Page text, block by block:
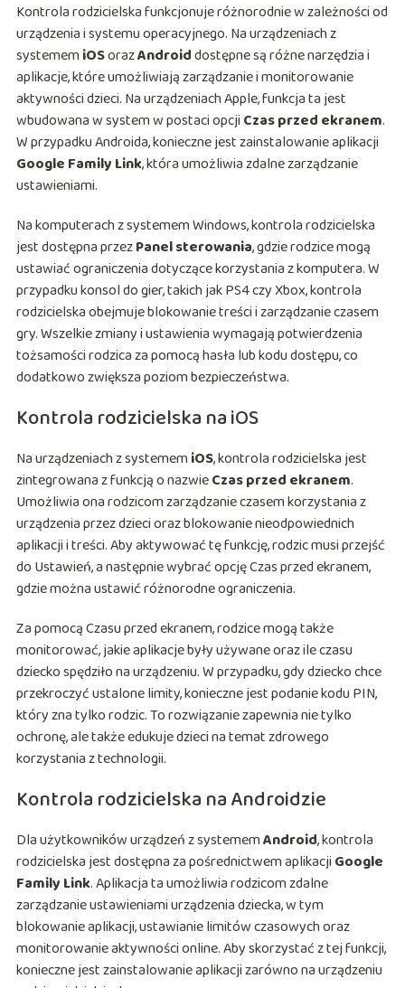
Kontrola rodzicielska funkcjonuje różnorodnie w zależności od
urządzenia i systemu operacyjnego. Na urządzeniach z
systememiOSorazAndroiddostępne są różne narzędzia i
aplikacje, które umożliwiają zarządzanie i monitorowanie
aktywności dzieci. Na urządzeniach Apple, funkcja ta jest
wbudowana w system w postaci opcji Czas przed ekranem.
W przypadku Androida, konieczne jest zainstalowanie aplikacji
Google Family Link, która umożliwia zdalne zarządzanie
ustawieniami.
Na komputerach z systemem Windows, kontrola rodzicielska
jest dostępna przezPanel sterowania, gdzie rodzice mogą
ustawiać ograniczenia dotyczące korzystania z komputera. W
przypadku konsol do gier, takich jak PS4 czy Xbox, kontrola
rodzicielska obejmuje blokowanie treści i zarządzanie czasem
gry. Wszelkie zmiany i ustawienia wymagają potwierdzenia
tożsamości rodzica za pomocą hasła lub kodu dostępu, co
dodatkowo zwiększa poziom bezpieczeństwa.
Kontrola rodzicielska na iOS
Na urządzeniach z systememiOS, kontrola rodzicielska jest
zintegrowana z funkcją o nazwieCzas przed ekranem.
Umożliwia ona rodzicom zarządzanie czasem korzystania z
urządzenia przez dzieci oraz blokowanie nieodpowiednich
aplikacji i treści. Aby aktywować tę funkcję, rodzic musi przejść
do Ustawień, a następnie wybrać opcję Czas przed ekranem,
gdzie można ustawić różnorodne ograniczenia.
Za pomocą Czasu przed ekranem, rodzice mogą także
monitorować, jakie aplikacje były używane oraz ile czasu
dziecko spędziło na urządzeniu. W przypadku, gdy dziecko chce
przekroczyć ustalone limity, konieczne jest podanie kodu PIN,
który zna tylko rodzic. To rozwiązanie zapewnia nie tylko
ochronę, ale także edukuje dzieci na temat zdrowego
korzystania z technologii.
Kontrola rodzicielska na Androidzie
Dla użytkowników urządzeń z systememAndroid, kontrola
rodzicielska jest dostępna za pośrednictwem aplikacji Google
Family Link. Aplikacja ta umożliwia rodzicom zdalne
zarządzanie ustawieniami urządzenia dziecka, w tym
blokowanie aplikacji, ustawianie limitów czasowych oraz
monitorowanie aktywności online. Aby skorzystać z tej funkcji,
konieczne jest zainstalowanie aplikacji zarówno na urządzeniu